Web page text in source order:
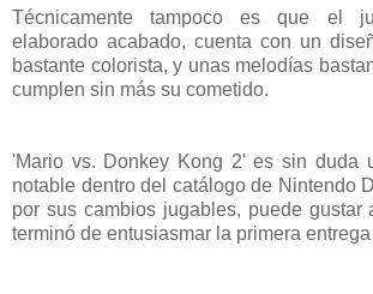
Técnicamente tampoco es que el
elaborado acabado, cuenta con un
bastante colorista, y unas melodías
cumplen sin más su cometido.
'Mario vs. Donkey Kong 2' es sin duda
notable dentro del catálogo de Nintendo
por sus cambios jugables, puede gustar
terminó de entusiasmar la primera entrega